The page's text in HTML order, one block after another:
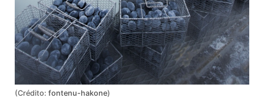
(Crédito: fontenu-hakone)